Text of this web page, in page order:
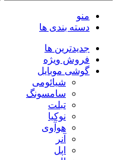
منو
دسته بندی ها
جدیدترین ها
فروش ویژه
گوشی موبایل
شیائومی
سامسونگ
تبلت
نوکیا
هوآوی
آنر
اپل